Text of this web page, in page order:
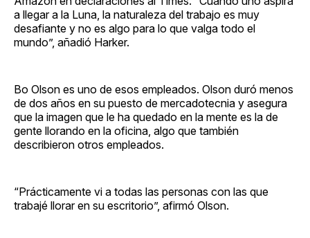
a llegar a la Luna, la naturaleza del trabajo es muy
desafiante y no es algo para lo que valga todo el
mundo”, añadió Harker.
Bo Olson es uno de esos empleados. Olson duró menos
de dos años en su puesto de mercadotecnia y asegura
que la imagen que le ha quedado en la mente es la de
gente llorando en la oficina, algo que también
describieron otros empleados.
“Prácticamente vi a todas las personas con las que
trabajé llorar en su escritorio”, afirmó Olson.